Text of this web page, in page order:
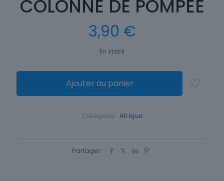
COLONNE DE POMPEE
3,90 €
En stock
Ajouter au panier
Catégorie : Afrique
Partager